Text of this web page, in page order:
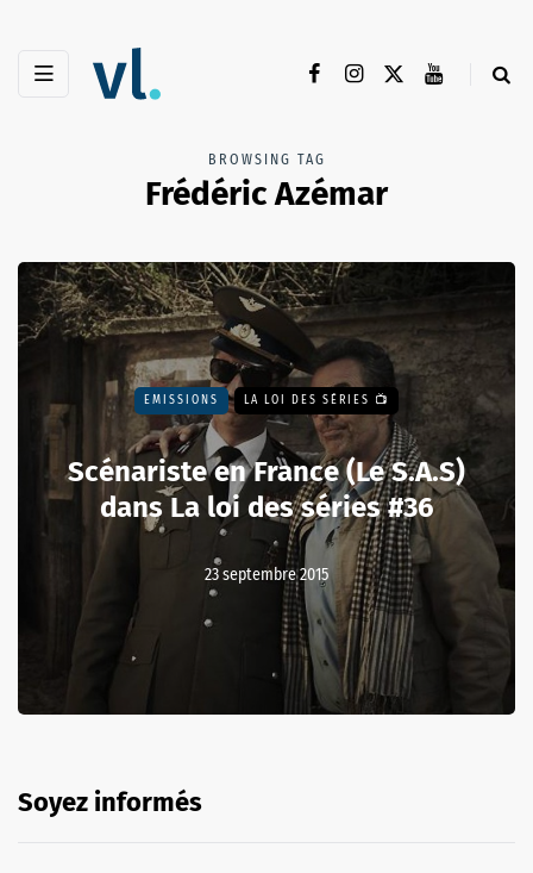
BROWSING TAG
Frédéric Azémar
EMISSIONS LA LOI DES SÉRIES 📺
Scénariste en France (Le S.A.S)
dans La loi des séries #36
23 septembre 2015
Soyez informés